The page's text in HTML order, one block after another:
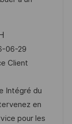
06-29
Client
Intégré du
en
pour les